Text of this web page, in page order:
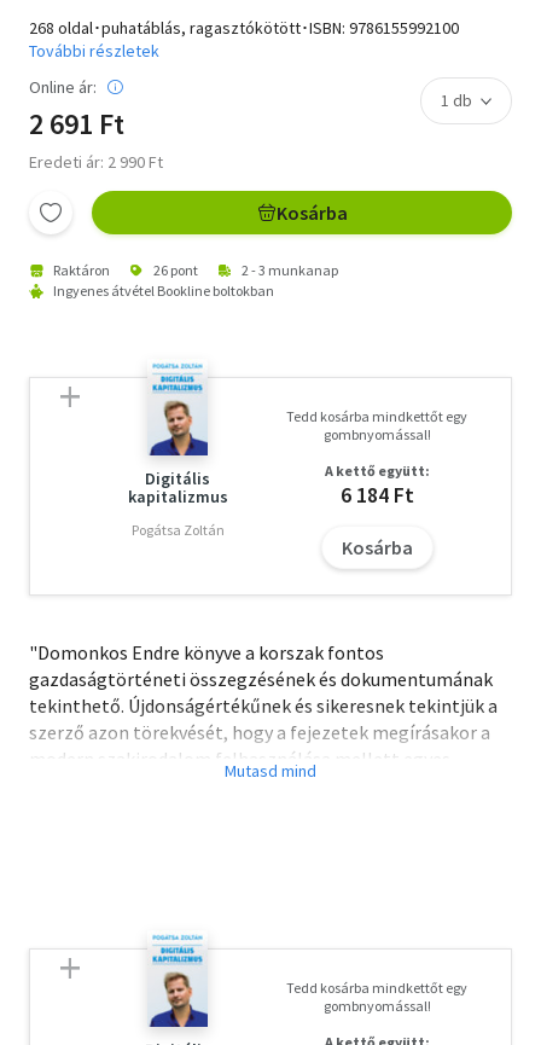
268 oldal･puhatáblás, ragasztókötött･ISBN: 9786155992100
További részletek
Online ár:
2 691 Ft
Eredeti ár: 2 990 Ft
Kosárba
Raktáron 26 pont
2 - 3 munkanap
Ingyenes átvétel Bookline boltokban
Digitális
kapitalizmus
Pogátsa Zoltán
Tedd kosárba mindkettőt egy
gombnyomással!
A kettő együtt:
6 184 Ft
Kosárba
"Domonkos Endre könyve a korszak fontos
gazdaságtörténeti összegzésének és dokumentumának
tekinthető. Újdonságértékűnek és sikeresnek tekintjük a
szerző azon törekvését, hogy a fejezetek megírásakor a
modern szakirodalom felhasználása mellett egyes
érdeklődő olvasóknak, történészeknek és
közgazdászoknak is hasznos ismeretekkel szolgál,
megcáfolva a sokszor szakirodalomban is olvasható
konvencionális megközelítéseket.
Tedd kosárba mindkettőt egy
gombnyomással!